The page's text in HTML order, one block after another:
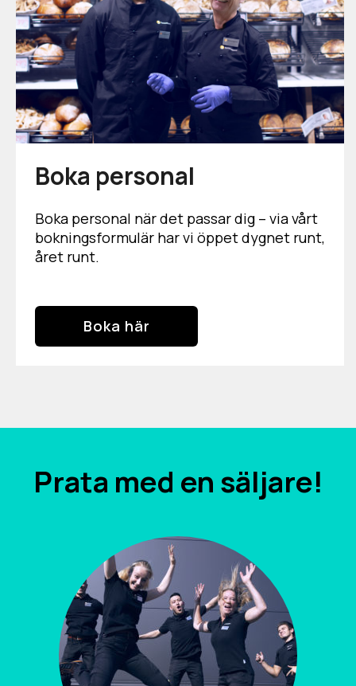
Boka personal
Boka personal när det passar dig – via vårt
bokningsformulär har vi öppet dygnet runt,
året runt.
Boka här
Prata med en säljare!